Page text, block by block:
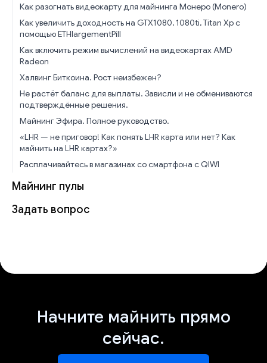
Как разогнать видеокарту для майнинга Монеро (Monero)
Как увеличить доходность на GTX1080, 1080ti, Titan Xp с
помощью ETHlargementPill
Как включить режим вычислений на видеокартах AMD
Radeon
Халвинг Биткоина. Рост неизбежен?
Не растёт баланс для выплаты. Зависли и не обмениваются
подтверждённые решения.
Майнинг Эфира. Полное руководство.
«LHR — не приговор! Как понять LHR карта или нет? Как
майнить на LHR картах?»
Расплачивайтесь в магазинах со смартфона с QIWI
Майнинг пулы
Задать вопрос
Начните майнить прямо
сейчас.